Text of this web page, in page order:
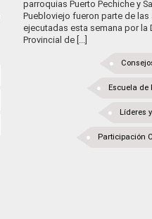
parroquias Puerto Pechiche y
Puebloviejo fueron parte de las
ejecutadas esta semana por la
Provincial de [...]
Escuela de
Líderes
Participación